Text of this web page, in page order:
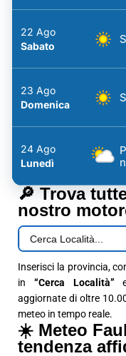
22 Ago
Sabato
23 Ago
Domenica
24 Ago
Lunedì
🔎 Trova
nostro
Inserisci la provincia,
in “Cerca Località”
aggiornate di oltre
meteo in tempo reale.
☀️ Meteo
tendenza